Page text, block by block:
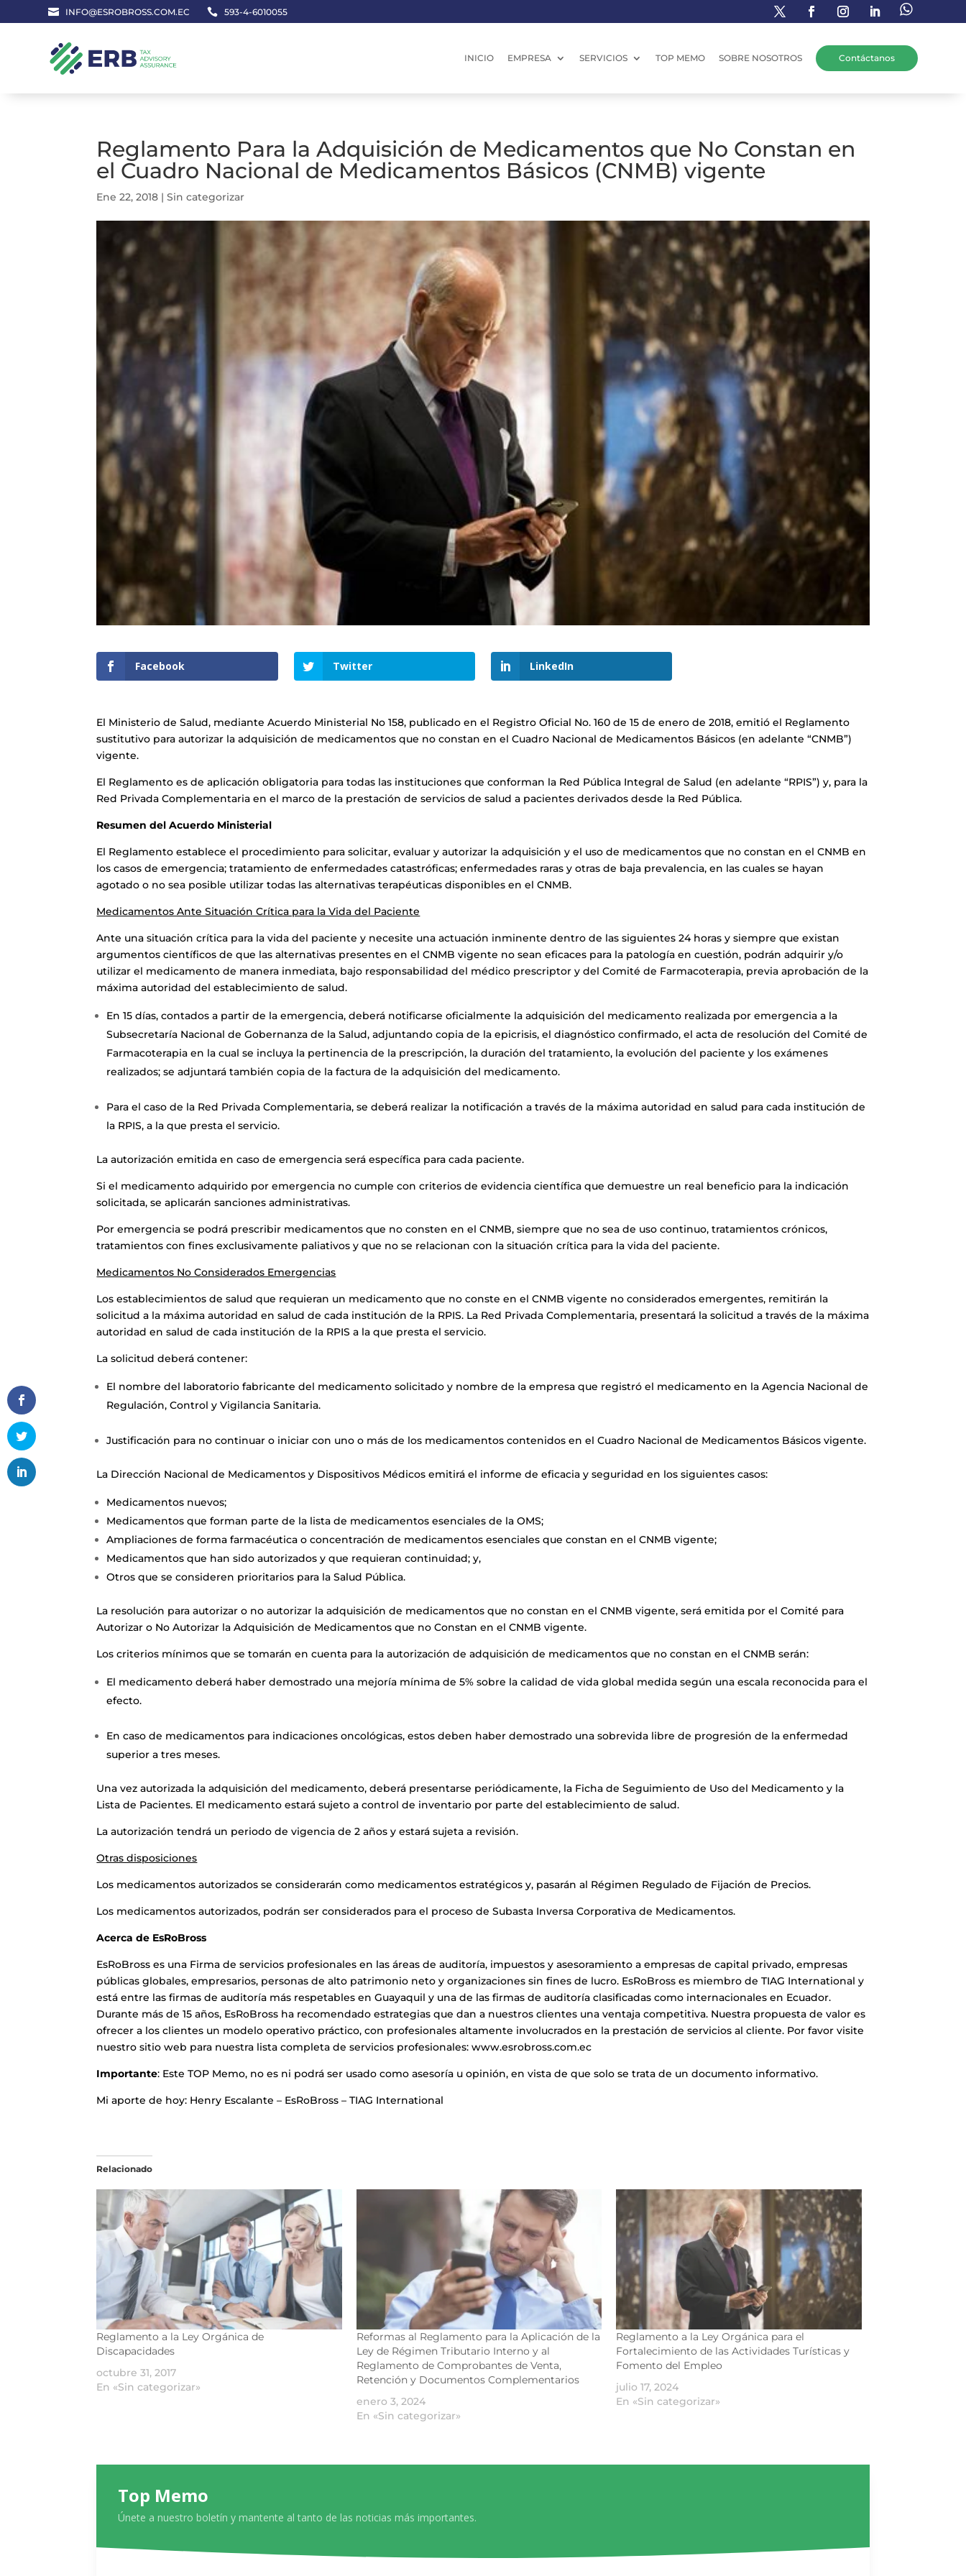
 INFO@ESROBROSS.COM.EC  593-4-6010055
INICIO EMPRESA SERVICIOS TOP MEMO SOBRE NOSOTROS Contáctanos
Reglamento Para la Adquisición de Medicamentos que No Constan en
el Cuadro Nacional de Medicamentos Básicos (CNMB) vigente
Ene 22, 2018 |Sin categorizar
Facebook Twitter LinkedIn
El Ministerio de Salud, mediante Acuerdo Ministerial No 158, publicado en el Registro Oficial No. 160 de 15 de enero de 2018, emitió el Reglamento
sustitutivo para autorizar la adquisición de medicamentos que no constan en el Cuadro Nacional de Medicamentos Básicos (en adelante “CNMB”)
vigente.
El Reglamento es de aplicación obligatoria para todas las instituciones que conforman la Red Pública Integral de Salud (en adelante “RPIS”) y, para la
Red Privada Complementaria en el marco de la prestación de servicios de salud a pacientes derivados desde la Red Pública.
Resumen del Acuerdo Ministerial
El Reglamento establece el procedimiento para solicitar, evaluar y autorizar la adquisición y el uso de medicamentos que no constan en el CNMB en
los casos de emergencia; tratamiento de enfermedades catastróficas; enfermedades raras y otras de baja prevalencia, en las cuales se hayan
agotado o no sea posible utilizar todas las alternativas terapéuticas disponibles en el CNMB.
Medicamentos Ante Situación Crítica para la Vida del Paciente
Ante una situación crítica para la vida del paciente y necesite una actuación inminente dentro de las siguientes 24 horas y siempre que existan
argumentos científicos de que las alternativas presentes en el CNMB vigente no sean eficaces para la patología en cuestión, podrán adquirir y/o
utilizar el medicamento de manera inmediata, bajo responsabilidad del médico prescriptor y del Comité de Farmacoterapia, previa aprobación de la
máxima autoridad del establecimiento de salud.
En 15 días, contados a partir de la emergencia, deberá notificarse oficialmente la adquisición del medicamento realizada por emergencia a la
Subsecretaría Nacional de Gobernanza de la Salud, adjuntando copia de la epicrisis, el diagnóstico confirmado, el acta de resolución del Comité de
Farmacoterapia en la cual se incluya la pertinencia de la prescripción, la duración del tratamiento, la evolución del paciente y los exámenes
realizados; se adjuntará también copia de la factura de la adquisición del medicamento.
Para el caso de la Red Privada Complementaria, se deberá realizar la notificación a través de la máxima autoridad en salud para cada institución de
la RPIS, a la que presta el servicio.
La autorización emitida en caso de emergencia será específica para cada paciente.
Si el medicamento adquirido por emergencia no cumple con criterios de evidencia científica que demuestre un real beneficio para la indicación
solicitada, se aplicarán sanciones administrativas.
Por emergencia se podrá prescribir medicamentos que no consten en el CNMB, siempre que no sea de uso continuo, tratamientos crónicos,
tratamientos con fines exclusivamente paliativos y que no se relacionan con la situación crítica para la vida del paciente.
Medicamentos No Considerados Emergencias
Los establecimientos de salud que requieran un medicamento que no conste en el CNMB vigente no considerados emergentes, remitirán la
solicitud a la máxima autoridad en salud de cada institución de la RPIS. La Red Privada Complementaria, presentará la solicitud a través de la máxima
autoridad en salud de cada institución de la RPIS a la que presta el servicio.
La solicitud deberá contener:
El nombre del laboratorio fabricante del medicamento solicitado y nombre de la empresa que registró el medicamento en la Agencia Nacional de
Regulación, Control y Vigilancia Sanitaria.
Justificación para no continuar o iniciar con uno o más de los medicamentos contenidos en el Cuadro Nacional de Medicamentos Básicos vigente.
La Dirección Nacional de Medicamentos y Dispositivos Médicos emitirá el informe de eficacia y seguridad en los siguientes casos:
Medicamentos nuevos;
Medicamentos que forman parte de la lista de medicamentos esenciales de la OMS;
Ampliaciones de forma farmacéutica o concentración de medicamentos esenciales que constan en el CNMB vigente;
Medicamentos que han sido autorizados y que requieran continuidad; y,
Otros que se consideren prioritarios para la Salud Pública.
La resolución para autorizar o no autorizar la adquisición de medicamentos que no constan en el CNMB vigente, será emitida por el Comité para
Autorizar o No Autorizar la Adquisición de Medicamentos que no Constan en el CNMB vigente.
Los criterios mínimos que se tomarán en cuenta para la autorización de adquisición de medicamentos que no constan en el CNMB serán:
El medicamento deberá haber demostrado una mejoría mínima de 5% sobre la calidad de vida global medida según una escala reconocida para el
efecto.
En caso de medicamentos para indicaciones oncológicas, estos deben haber demostrado una sobrevida libre de progresión de la enfermedad
superior a tres meses.
Una vez autorizada la adquisición del medicamento, deberá presentarse periódicamente, la Ficha de Seguimiento de Uso del Medicamento y la
Lista de Pacientes. El medicamento estará sujeto a control de inventario por parte del establecimiento de salud.
La autorización tendrá un periodo de vigencia de 2 años y estará sujeta a revisión.
Otras disposiciones
Los medicamentos autorizados se considerarán como medicamentos estratégicos y, pasarán al Régimen Regulado de Fijación de Precios.
Los medicamentos autorizados, podrán ser considerados para el proceso de Subasta Inversa Corporativa de Medicamentos.
Acerca de EsRoBross
EsRoBross es una Firma de servicios profesionales en las áreas de auditoría, impuestos y asesoramiento a empresas de capital privado, empresas
públicas globales, empresarios, personas de alto patrimonio neto y organizaciones sin fines de lucro. EsRoBross es miembro de TIAG International y
está entre las firmas de auditoría más respetables en Guayaquil y una de las firmas de auditoría clasificadas como internacionales en Ecuador.
Durante más de 15 años, EsRoBross ha recomendado estrategias que dan a nuestros clientes una ventaja competitiva. Nuestra propuesta de valor es
ofrecer a los clientes un modelo operativo práctico, con profesionales altamente involucrados en la prestación de servicios al cliente. Por favor visite
nuestro sitio web para nuestra lista completa de servicios profesionales:www.esrobross.com.ec
Importante: Este TOP Memo, no es ni podrá ser usado como asesoría u opinión, en vista de que solo se trata de un documento informativo.
Mi aporte de hoy: Henry Escalante – EsRoBross – TIAG International
Relacionado
Reglamento a la Ley Orgánica de
Discapacidades
octubre 31, 2017
En «Sin categorizar»
Reformas al Reglamento para la Aplicación de la
Ley de Régimen Tributario Interno y al
Reglamento de Comprobantes de Venta,
Retención y Documentos Complementarios
enero 3, 2024
En «Sin categorizar»
Reglamento a la Ley Orgánica para el
Fortalecimiento de las Actividades Turísticas y
Fomento del Empleo
julio 17, 2024
En «Sin categorizar»
Top Memo
Únete a nuestro boletín y mantente al tanto de las noticias más importantes.